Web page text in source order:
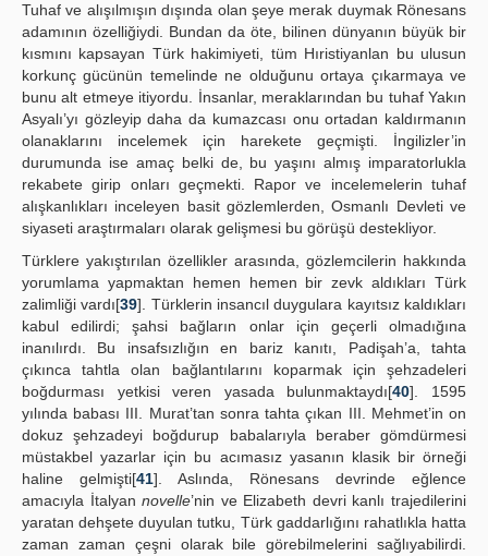
Tuhaf ve alışılmışın dışında olan şeye merak duymak Rönesans
adamının özelliğiydi. Bundan da öte, bilinen dünyanın büyük bir
kısmını kapsayan Türk hakimiyeti, tüm Hıristiyanlan bu ulusun
korkunç gücünün temelinde ne olduğunu ortaya çıkarmaya ve
bunu alt etmeye itiyordu. İnsanlar, meraklarından bu tuhaf Yakın
Asyalı’yı gözleyip daha da kumazcası onu ortadan kaldırmanın
olanaklarını incelemek için harekete geçmişti. İngilizler’in
durumunda ise amaç belki de, bu yaşını almış imparatorlukla
rekabete girip onları geçmekti. Rapor ve incelemelerin tuhaf
alışkanlıkları inceleyen basit gözlemlerden, Osmanlı Devleti ve
siyaseti araştırmaları olarak gelişmesi bu görüşü destekliyor.
Türklere yakıştırılan özellikler arasında, gözlemcilerin hakkında
yorumlama yapmaktan hemen hemen bir zevk aldıkları Türk
zalimliği vardı[39]. Türklerin insancıl duygulara kayıtsız kaldıkları
kabul edilirdi; şahsi bağların onlar için geçerli olmadığına
inanılırdı. Bu insafsızlığın en bariz kanıtı, Padişah’a, tahta
çıkınca tahtla olan bağlantılarını koparmak için şehzadeleri
boğdurması yetkisi veren yasada bulunmaktaydı[40]. 1595
yılında babası III. Murat’tan sonra tahta çıkan III. Mehmet’in on
dokuz şehzadeyi boğdurup babalarıyla beraber gömdürmesi
müstakbel yazarlar için bu acımasız yasanın klasik bir örneği
haline gelmişti[41]. Aslında, Rönesans devrinde eğlence
amacıyla İtalyannovelle’nin ve Elizabeth devri kanlı trajedilerini
yaratan dehşete duyulan tutku, Türk gaddarlığını rahatlıkla hatta
zaman zaman çeşni olarak bile görebilmelerini sağlıyabilirdi.